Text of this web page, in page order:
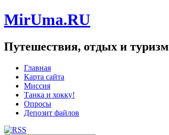
MirUma.RU
Путешествия, отдых и туризм
Главная
Карта сайта
Миссия
Танка и хокку!
Опросы
Депозит файлов